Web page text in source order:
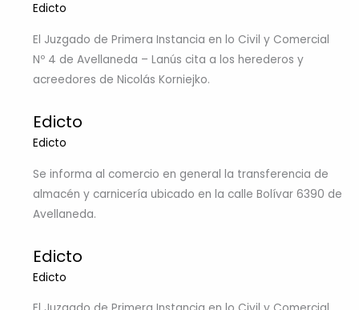
Edicto
El Juzgado de Primera Instancia en lo Civil y Comercial
Nº 4 de Avellaneda – Lanús cita a los herederos y
acreedores de Nicolás Korniejko.
Edicto
Edicto
Se informa al comercio en general la transferencia de
almacén y carnicería ubicado en la calle Bolívar 6390 de
Avellaneda.
Edicto
Edicto